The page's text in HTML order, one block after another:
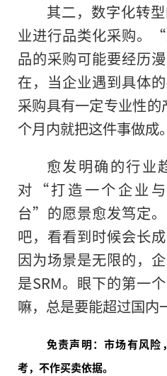
其二，数字化转
业进行品类化采购。
品的采购可能要经历
在，当企业遇到具体
采购具有一定专业性
个月内就把这件事做成
愈发明确的行业
对“打造一个企业
台”的愿景愈发笃定
吧，看看到时候会长
因为场景是无限的，
是SRM。眼下的第一
嘛，总是要能超过国内
免责声明：市场有风险
考，不作买卖依据。